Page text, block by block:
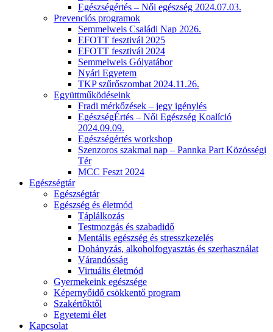
Egészségértés – Női egészség 2024.07.03.
Prevenciós programok
Semmelweis Családi Nap 2026.
EFOTT fesztivál 2025
EFOTT fesztivál 2024
Semmelweis Gólyatábor
Nyári Egyetem
TKP szűrőszombat 2024.11.26.
Együttműködéseink
Fradi mérkőzések – jegy igénylés
EgészségÉrtés – Női Egészség Koalíció
2024.09.09.
Egészségértés workshop
Szenzoros szakmai nap – Pannka Part Közösségi
Tér
MCC Feszt 2024
Egészségtár
Egészségtár
Egészség és életmód
Táplálkozás
Testmozgás és szabadidő
Mentális egészség és stresszkezelés
Dohányzás, alkoholfogyasztás és szerhasználat
Várandósság
Virtuális életmód
Gyermekeink egészsége
Képernyőidő csökkentő program
Szakértőktől
Egyetemi élet
Kapcsolat